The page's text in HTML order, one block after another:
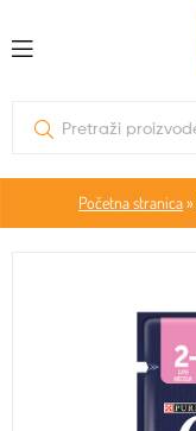
Početna stranica»